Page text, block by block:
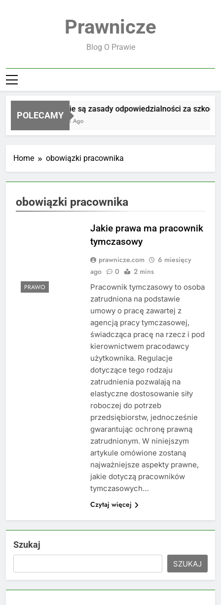
Prawnicze
Blog O Prawie
POLECAMY
Jakie są zasady odpowiedzialności za szkodę
2 Dni Ago
Home obowiązki pracownika
obowiązki pracownika
PRAWO
Jakie prawa ma pracownik
tymczasowy
prawnicze.com
6 miesięcy
ago
0 2 mins
Pracownik tymczasowy to osoba
zatrudniona na podstawie
umowy o pracę zawartej z
agencją pracy tymczasowej,
świadcząca pracę na rzecz i pod
kierownictwem pracodawcy
użytkownika. Regulacje
dotyczące tego rodzaju
zatrudnienia pozwalają na
elastyczne dostosowanie siły
roboczej do potrzeb
przedsiębiorstw, jednocześnie
gwarantując ochronę prawną
zatrudnionym. W niniejszym
artykule omówione zostaną
najważniejsze aspekty prawne,
jakie dotyczą pracowników
tymczasowych…
Czytaj więcej
Szukaj
SZUKAJ